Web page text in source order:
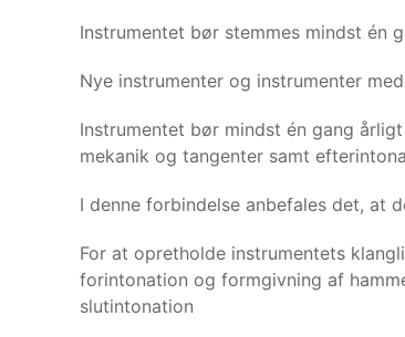
Instrumentet bør stemmes mindst én
Nye instrumenter og instrumenter
Instrumentet bør mindst én gang
mekanik og tangenter samt
I denne forbindelse anbefales det, at
For at opretholde instrumentets
forintonation og formgivning af
slutintonation